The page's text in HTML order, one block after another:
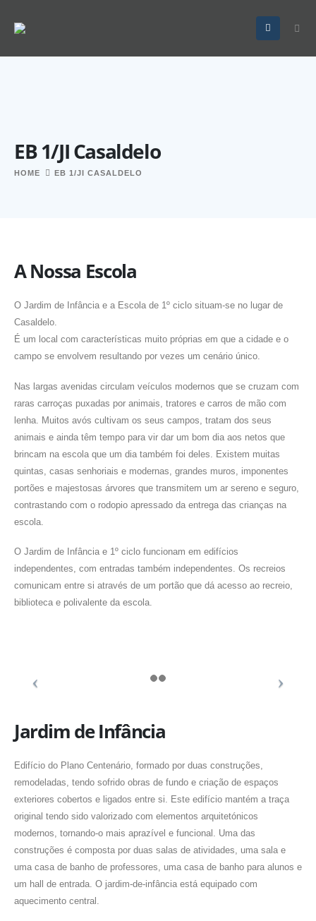
EB 1/JI Casaldelo
HOME EB 1/JI CASALDELO
A Nossa Escola
O Jardim de Infância e a Escola de 1º ciclo situam-se no lugar de
Casaldelo.
É um local com características muito próprias em que a cidade e o
campo se envolvem resultando por vezes um cenário único.
Nas largas avenidas circulam veículos modernos que se cruzam com
raras carroças puxadas por animais, tratores e carros de mão com
lenha. Muitos avós cultivam os seus campos, tratam dos seus
animais e ainda têm tempo para vir dar um bom dia aos netos que
brincam na escola que um dia também foi deles. Existem muitas
quintas, casas senhoriais e modernas, grandes muros, imponentes
portões e majestosas árvores que transmitem um ar sereno e seguro,
contrastando com o rodopio apressado da entrega das crianças na
escola.
O Jardim de Infância e 1º ciclo funcionam em edifícios
independentes, com entradas também independentes. Os recreios
comunicam entre si através de um portão que dá acesso ao recreio,
biblioteca e polivalente da escola.
Jardim de Infância
Edifício do Plano Centenário, formado por duas construções,
remodeladas, tendo sofrido obras de fundo e criação de espaços
exteriores cobertos e ligados entre si. Este edifício mantém a traça
original tendo sido valorizado com elementos arquitetónicos
modernos, tornando-o mais aprazível e funcional. Uma das
construções é composta por duas salas de atividades, uma sala e
uma casa de banho de professores, uma casa de banho para alunos e
um hall de entrada. O jardim-de-infância está equipado com
aquecimento central.